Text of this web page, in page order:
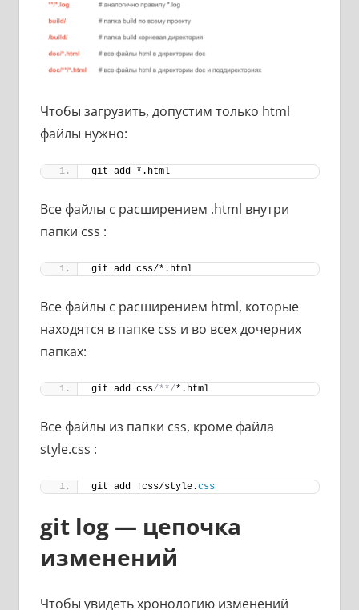
Чтобы загрузить, допустим только html
файлы нужно:
git add *.html
Все файлы с расширением .html внутри
папки css :
git add css/*.html
Все файлы с расширением html, которые
находятся в папке css и во всех дочерних
папках:
git add css/**/*.html
Все файлы из папки css, кроме файла
style.css :
git add !css/style.css
git log — цепочка
изменений
Чтобы увидеть хронологию изменений